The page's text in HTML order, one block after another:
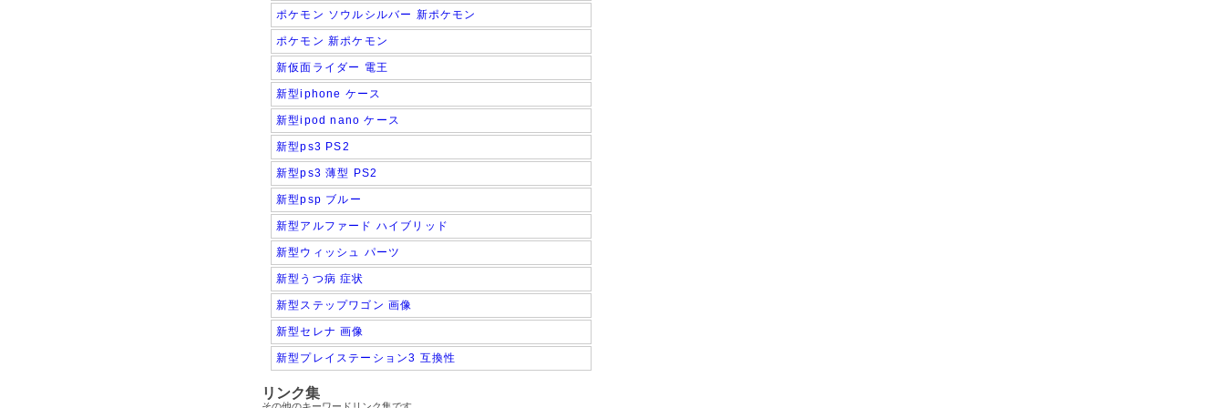
ポケモン ソウルシルバー 新ポケモン
ポケモン 新ポケモン
新仮面ライダー 電王
新型iphone ケース
新型ipod nano ケース
新型ps3 PS2
新型ps3 薄型 PS2
新型psp ブルー
新型アルファード ハイブリッド
新型ウィッシュ パーツ
新型うつ病 症状
新型ステップワゴン 画像
新型セレナ 画像
新型プレイステーション3 互換性
リンク集